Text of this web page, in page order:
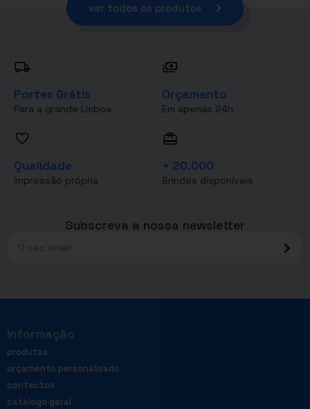
ver todos os produtos
Portes Grátis
Para a grande Lisboa
Orçamento
Em apenas 24h
Qualidade
Impressão própria
+ 20.000
Brindes disponíveis
Subscreva a nossa newsletter
Informação
produtos
orçamento personalizado
contactos
catálogo geral